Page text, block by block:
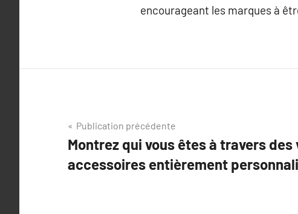
encourageant les marques à
Navigation
de
l’article
Publication précédente
Montrez qui vous êtes à travers
accessoires entièrement